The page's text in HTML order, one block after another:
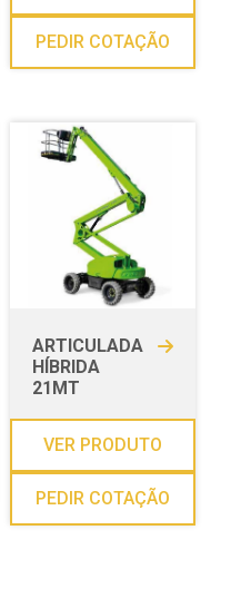
PEDIR COTAÇÃO
ARTICULADA
HÍBRIDA
21MT
VER PRODUTO
PEDIR COTAÇÃO